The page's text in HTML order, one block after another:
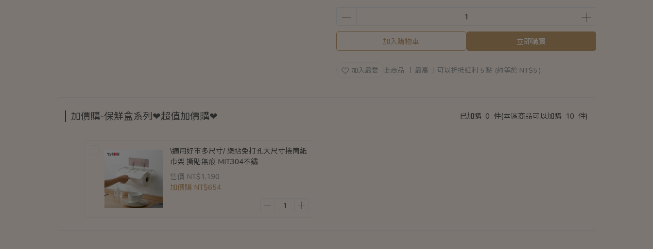
加入購物車 立即購買
加入最愛 此商品 「 最高 」可以折抵紅利 5 點 (約等於 NT$5 )
加價購-保鮮盒系列❤超值加價購❤ 已加購 0 件(本區商品可以加購 10 件)
\適用好市多尺寸/ 樂貼免打孔大尺寸捲筒紙
巾架 撕貼無痕 MIT304不鏽
售價 NT$1,190
加價購 NT$654